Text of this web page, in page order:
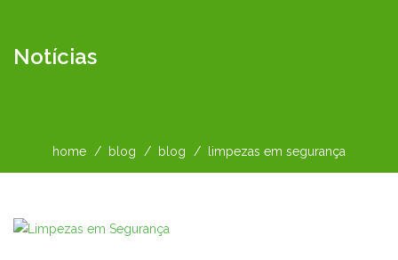
Notícias
home blog blog limpezas em segurança